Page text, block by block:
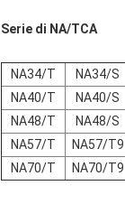
Serie di NA/TCA
NA34/T NA34/S
NA40/T
NA40/S
NA48/T
NA48/S
NA57/T
NA57/T9
NA70/T
NA70/T9